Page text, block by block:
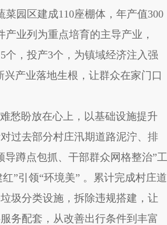
园区建成110座棚体，年产值300
业列为重点培育的主导产业，
个，投产3个，为镇域经济注入强
兴产业落地生根，让群众在家门口
盼放在心上，以基础设施提升
过去部分村庄汛期道路泥泞、排
蹲点包抓、干部群众网格整治”工
”引领“环境美” 。累计完成村庄道
圾分类设施，拆除违规搭建，让
务配套，从改善出行条件到丰富